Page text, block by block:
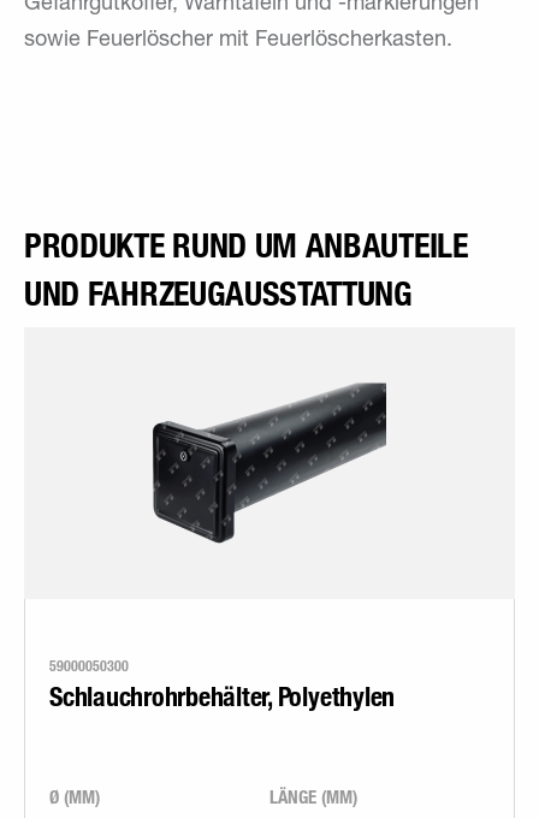
sowie Feuerlöscher mit Feuerlöscherkasten.
PRODUKTE RUND UM ANBAUTEILE
UND FAHRZEUGAUSSTATTUNG
59000050300
Schlauchrohrbehälter, Polyethylen
Ø (MM) LÄNGE (MM)